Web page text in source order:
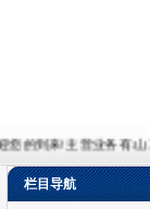
到来!主营业务有:山东
栏目导航